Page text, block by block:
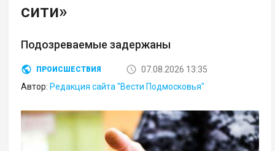
сити»
Подозреваемые задержаны
ПРОИСШЕСТВИЯ
07.08.2026 13:35
Автор:Редакция сайта "Вести Подмосковья"